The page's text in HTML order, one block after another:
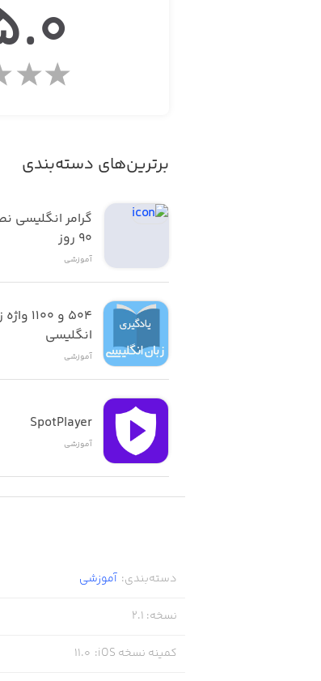
می‌توانید بخش‌های دیگر
• گیم‌پلی آموزشی مخصوص
• اتاق‌های جستجوی متنوع
• موسیقی متن شاد و جذاب
برترین‌های دسته‌بندی
٩٠ روز
آموزشی
انگلیسی
آموزشی
SpotPlayer
آموزشی
دسته‌بندی: آموزشی
نسخه:
2.1
کمینه نسخه iOS :
11.0